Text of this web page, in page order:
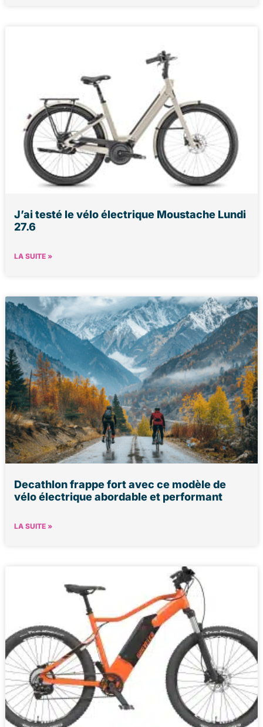
J’ai testé le vélo électrique Moustache Lundi
27.6
LA SUITE »
Decathlon frappe fort avec ce modèle de
vélo électrique abordable et performant
LA SUITE »